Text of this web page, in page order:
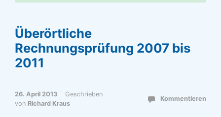
Überörtliche
Rechnungsprüfung 2007 bis
2011
26. April 2013
Geschrieben
von Richard Kraus
Kommentieren